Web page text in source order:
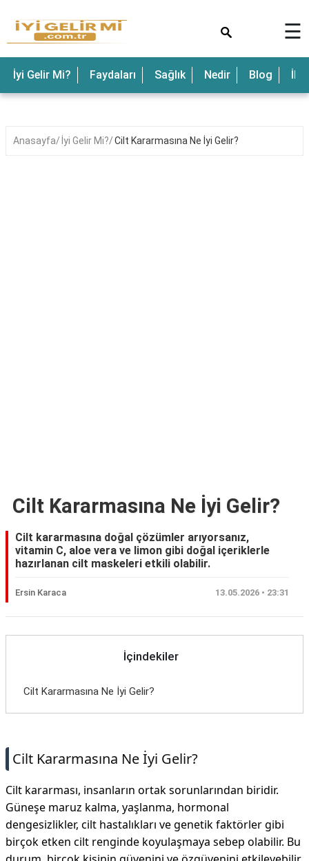
☰
İyi Gelir Mi? Faydaları Sağlık Nedir Blog
Anasayfa İyi Gelir Mi? Cilt Kararmasına Ne İyi Gelir?
Cilt Kararmasına Ne İyi Gelir?
Cilt kararmasına doğal çözümler arıyorsanız,
vitamin C, aloe vera ve limon gibi doğal içeriklerle
hazırlanan cilt maskeleri etkili olabilir.
Ersin Karaca 13.05.2026 • 23:31
İçindekiler
Cilt Kararmasına Ne İyi Gelir?
Cilt Kararmasına Ne İyi Gelir?
Cilt kararması, insanların ortak sorunlarından biridir.
Güneşe maruz kalma, yaşlanma, hormonal
dengesizlikler, cilt hastalıkları ve genetik faktörler gibi
birçok etken cilt renginde koyulaşmaya sebep olabilir. Bu